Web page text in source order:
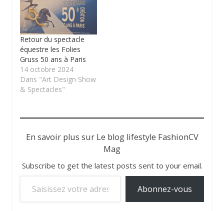
Retour du spectacle
équestre les Folies
Gruss 50 ans à Paris
14 octobre 2024
Dans "Art Design Show
& Spectacles"
En savoir plus sur Le blog lifestyle FashionCV
Mag
Subscribe to get the latest posts sent to your email.
Abonnez-vous